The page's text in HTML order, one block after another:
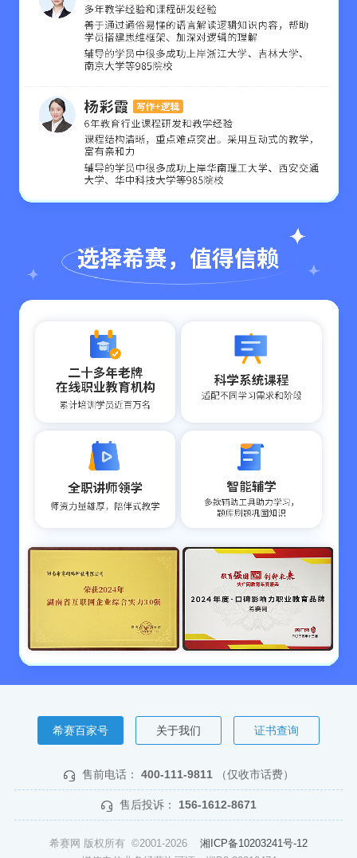
希赛百家号 关于我们 证书查询
售前电话： 400-111-9811 （仅收市话费）
售后投诉： 156-1612-8671
希赛网 版权所有 ©2001-2026 湘ICP备10203241号-12